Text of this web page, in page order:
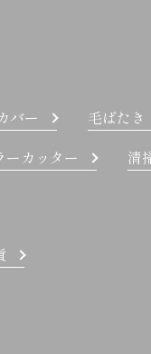
バー 毛ばたき
ーカッター 清